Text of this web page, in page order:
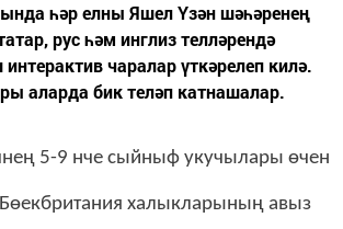
һәр елны Яшел Үзән шәһәренең
рус һәм инглиз телләрендә
чаралар үткәрелеп килә.
аларда бик теләп катнашалар.
5-9 нче сыйныф укучылары өчен
Бөекбритания халыкларының авыз